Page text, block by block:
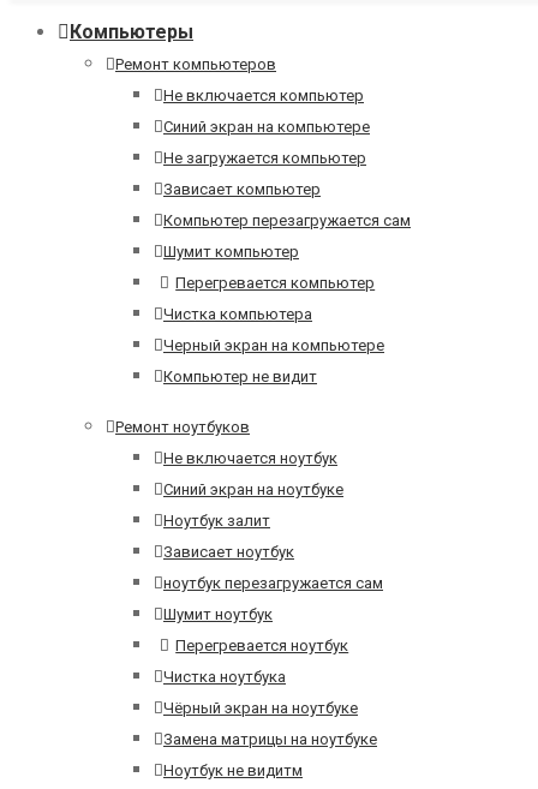
Компьютеры
Ремонт компьютеров
Не включается компьютер
Синий экран на компьютере
Не загружается компьютер
Зависает компьютер
Компьютер перезагружается сам
Шумит компьютер
Перегревается компьютер
Чистка компьютера
Черный экран на компьютере
Компьютер не видит
Ремонт ноутбуков
Не включается ноутбук
Синий экран на ноутбуке
Ноутбук залит
Зависает ноутбук
ноутбук перезагружается сам
Шумит ноутбук
Перегревается ноутбук
Чистка ноутбука
Чёрный экран на ноутбуке
Замена матрицы на ноутбуке
Ноутбук не видитм